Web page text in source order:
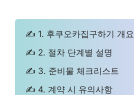
✍ 1. 후쿠오카집구하기 개요
✍ 2. 절차 단계별 설명
✍ 3. 준비물 체크리스트
✍ 4. 계약 시 유의사항